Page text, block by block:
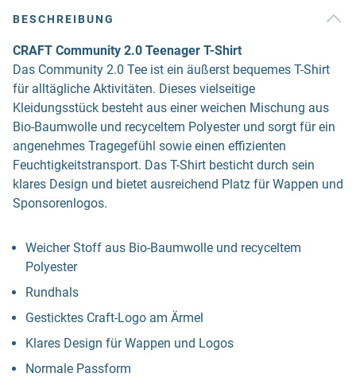
BESCHREIBUNG
CRAFT Community 2.0 Teenager T-Shirt
Das Community 2.0 Tee ist ein äußerst bequemes T-Shirt
für alltägliche Aktivitäten. Dieses vielseitige
Kleidungsstück besteht aus einer weichen Mischung aus
Bio-Baumwolle und recyceltem Polyester und sorgt für ein
angenehmes Tragegefühl sowie einen effizienten
Feuchtigkeitstransport. Das T-Shirt besticht durch sein
klares Design und bietet ausreichend Platz für Wappen und
Sponsorenlogos.
Weicher Stoff aus Bio-Baumwolle und recyceltem
Polyester
Rundhals
Gesticktes Craft-Logo am Ärmel
Klares Design für Wappen und Logos
Normale Passform